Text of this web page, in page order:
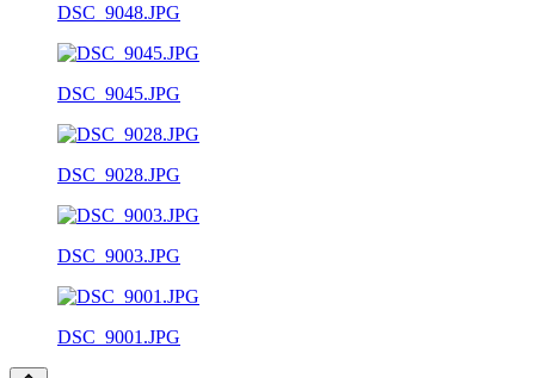
DSC_9048.JPG
DSC_9045.JPG
DSC_9028.JPG
DSC_9003.JPG
DSC_9001.JPG